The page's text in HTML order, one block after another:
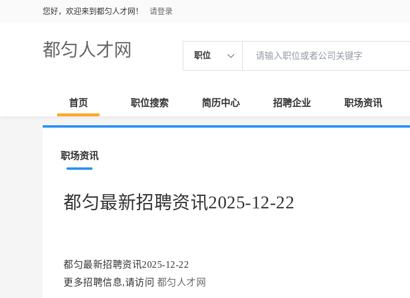
您好，欢迎来到都匀人才网！ 请登录
都匀人才网 职位
首页 职位搜索 简历中心 招聘企业 职场资讯
职场资讯
都匀最新招聘资讯2025-12-22
都匀最新招聘资讯2025-12-22
更多招聘信息,请访问 都匀人才网